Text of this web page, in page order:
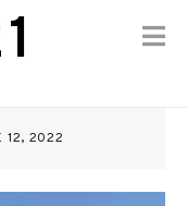
12, 2022